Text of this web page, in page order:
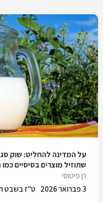
על המדינה להחליט: שוק
שתוזיל מוצרים בסיסיים
רן פיטוסי
ט"ז בשבט
3 פברואר 2026